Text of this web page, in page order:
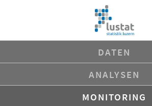
DATEN
ANALYSEN
MONITORING